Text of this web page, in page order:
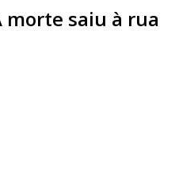
morte saiu à rua